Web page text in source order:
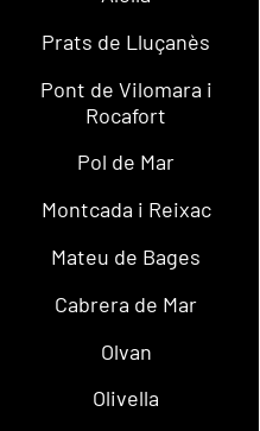
Prats de Lluçanès
Pont de Vilomara i
Rocafort
Pol de Mar
Montcada i Reixac
Mateu de Bages
Cabrera de Mar
Olvan
Olivella